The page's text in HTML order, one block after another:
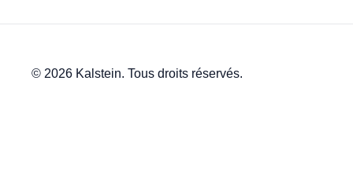
© 2026 Kalstein. Tous droits réservés.